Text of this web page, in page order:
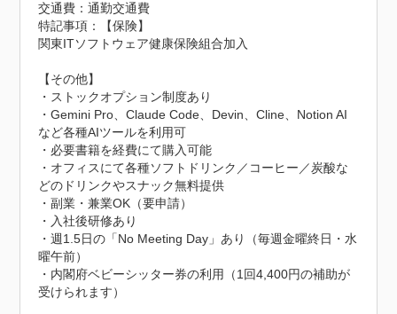
交通費：通勤交通費
特記事項：【保険】
関東ITソフトウェア健康保険組合加入
【その他】
・ストックオプション制度あり
・Gemini Pro、Claude Code、Devin、Cline、Notion AI
など各種AIツールを利用可
・必要書籍を経費にて購入可能
・オフィスにて各種ソフトドリンク／コーヒー／炭酸な
どのドリンクやスナック無料提供
・副業・兼業OK（要申請）
・入社後研修あり
・週1.5日の「No Meeting Day」あり（毎週金曜終日・水
曜午前）
・内閣府ベビーシッター券の利用（1回4,400円の補助が
受けられます）